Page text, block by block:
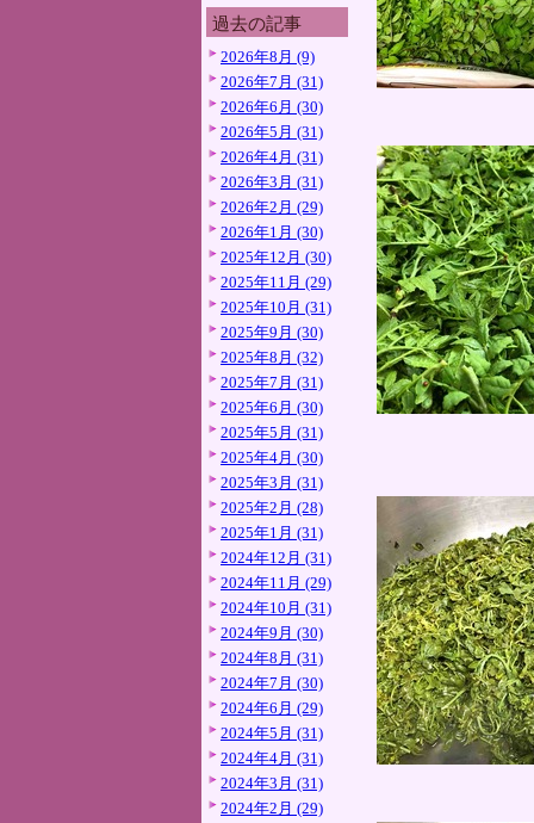
過去の記事
2026年8月 (9)
2026年7月 (31)
2026年6月 (30)
2026年5月 (31)
2026年4月 (31)
2026年3月 (31)
2026年2月 (29)
2026年1月 (30)
2025年12月 (30)
2025年11月 (29)
2025年10月 (31)
2025年9月 (30)
2025年8月 (32)
2025年7月 (31)
2025年6月 (30)
2025年5月 (31)
2025年4月 (30)
2025年3月 (31)
2025年2月 (28)
2025年1月 (31)
2024年12月 (31)
2024年11月 (29)
2024年10月 (31)
2024年9月 (30)
2024年8月 (31)
2024年7月 (30)
2024年6月 (29)
2024年5月 (31)
2024年4月 (31)
2024年3月 (31)
2024年2月 (29)